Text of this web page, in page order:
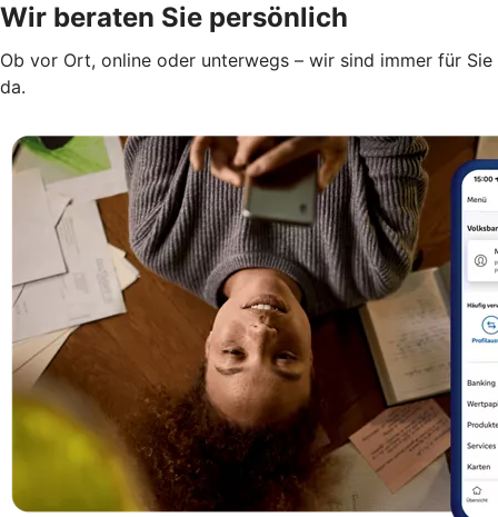
Wir beraten Sie persönlich
Ob vor Ort, online oder unterwegs – wir sind immer für Sie
da.